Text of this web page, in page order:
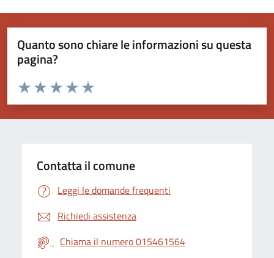
Quanto sono chiare le informazioni su questa
pagina?
Valuta da 1 a 5 stelle la pagina
Valuta 5 stelle su 5
Valuta 4 stelle su 5
Valuta 3 stelle su 5
Valuta 2 stelle su 5
Valuta 1 stelle su 5
Contatta il comune
Leggi le domande frequenti
Richiedi assistenza
Chiama il numero 015461564